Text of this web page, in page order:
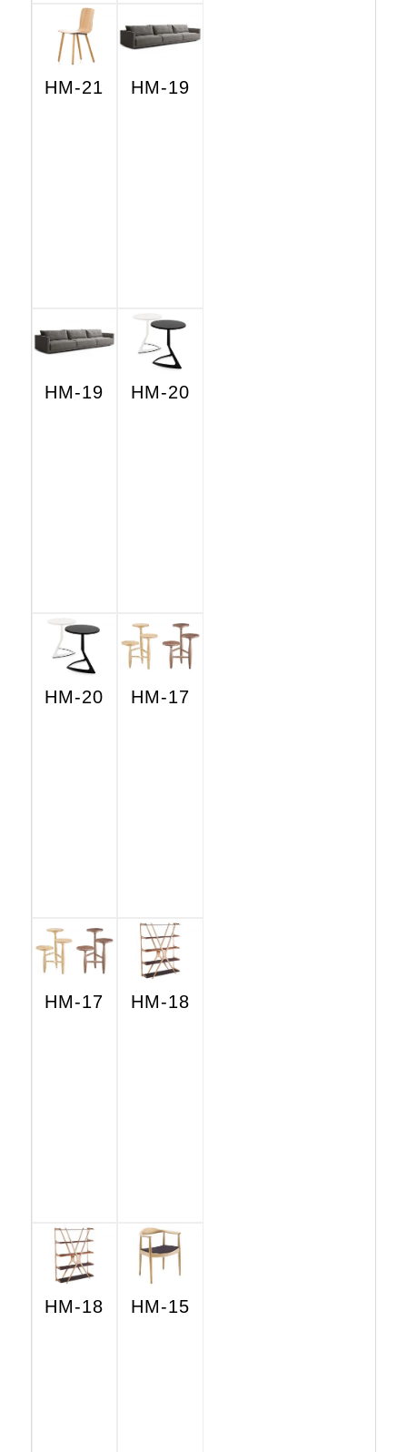
HM-21 HM-19
HM-19 HM-20
HM-20 HM-17
HM-17 HM-18
HM-18 HM-15